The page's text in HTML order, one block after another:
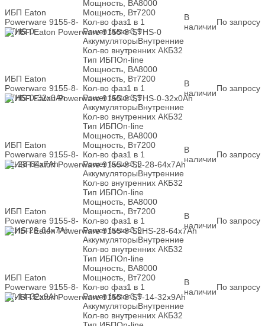
ИБП Eaton
Powerware 9155-8-
STHS-0
Мощность, ВА8000
Мощность, Вт7200
Кол-во фаз1 в 1
Power factor0,9
АккумуляторыВнутренние
Кол-во внутренних АКБ32
В
наличииПо запросу
ИБП Eaton
Powerware 9155-8-
STHS-0-32x0Ah
Тип ИБПOn-line
Мощность, ВА8000
Мощность, Вт7200
Кол-во фаз1 в 1
Power factor0,9
АккумуляторыВнутренние
Кол-во внутренних АКБ32
В
наличииПо запросу
ИБП Eaton
Powerware 9155-8-
SL-28-64x7Ah
Тип ИБПOn-line
Мощность, ВА8000
Мощность, Вт7200
Кол-во фаз1 в 1
Power factor0,9
АккумуляторыВнутренние
Кол-во внутренних АКБ32
В
наличииПо запросу
ИБП Eaton
Powerware 9155-8-
SLHS-28-64x7Ah
Тип ИБПOn-line
Мощность, ВА8000
Мощность, Вт7200
Кол-во фаз1 в 1
Power factor0,9
АккумуляторыВнутренние
Кол-во внутренних АКБ32
В
наличииПо запросу
ИБП Eaton
Powerware 9155-8-
ST-14-32x9Ah
Тип ИБПOn-line
Мощность, ВА8000
Мощность, Вт7200
Кол-во фаз1 в 1
Power factor0,9
АккумуляторыВнутренние
Кол-во внутренних АКБ32
В
наличииПо запросу